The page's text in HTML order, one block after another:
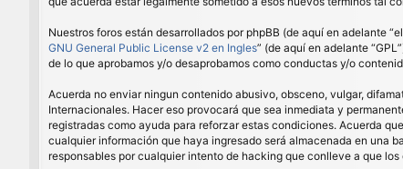
Nuestros foros están desarrollados por phpBB (de aquí en adelante
GNU General Public License v2 en Ingles” (de aquí en adelante
de lo que aprobamos y/o desaprobamos como conductas y/o
Acuerda no enviar ningun contenido abusivo, obsceno, vulgar,
Internacionales. Hacer eso provocará que sea inmediata y
registradas como ayuda para reforzar estas condiciones. Acuerda
cualquier información que haya ingresado será almacenada en una
responsables por cualquier intento de hacking que conlleve a que